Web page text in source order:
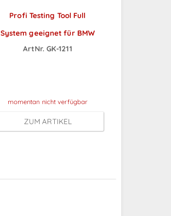
Profi Testing Tool Full
System geeignet für BMW
ArtNr. GK-1211
momentan nicht verfügbar
ZUM ARTIKEL